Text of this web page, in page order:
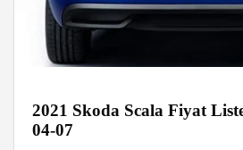
2021 Skoda Scala Fiyat
04-07